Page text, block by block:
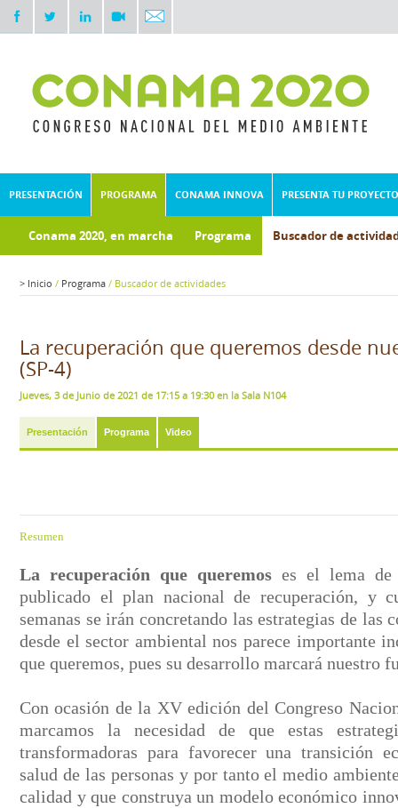
PRESENTACIÓN PROGRAMA CONAMA INNOVA PRESENTA TU PROYECTO
Conama 2020, en marcha Programa Buscador de
> Inicio / Programa / Buscador de actividades
La recuperación que queremos desde
(SP-4)
Jueves, 3 de Junio de 2021 de 17:15 a 19:30 en la Sala N104
Presentación Programa Video
Resumen
La recuperación que queremos es el lema de
publicado el plan nacional de recuperación, y
semanas se irán concretando las estrategias de las
desde el sector ambiental nos parece importante
que queremos, pues su desarrollo marcará nuestro
Con ocasión de la XV edición del Congreso
marcamos la necesidad de que estas
transformadoras para favorecer una transición
salud de las personas y por tanto el medio
calidad y que construya un modelo económico